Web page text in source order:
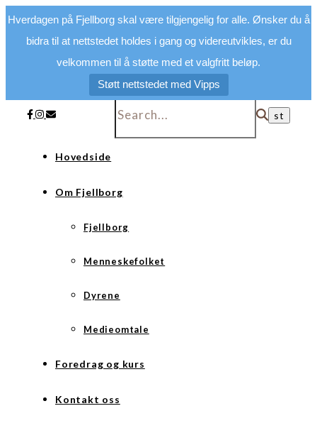
Hverdagen på Fjellborg skal være tilgjengelig for alle. Ønsker du å
bidra til at nettstedet holdes i gang og videreutvikles, er du
velkommen til å støtte med et valgfritt beløp.
Støtt nettstedet med Vipps
Hovedside
Om Fjellborg
Fjellborg
Menneskefolket
Dyrene
Medieomtale
Foredrag og kurs
Kontakt oss